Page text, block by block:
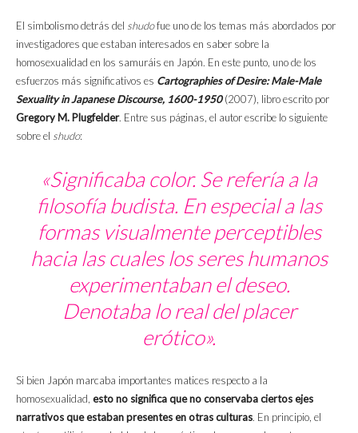
El simbolismo detrás del shudofue uno de los temas más abordados por
investigadores que estaban interesados en saber sobre la
homosexualidad en los samuráis en Japón. En este punto, uno de los
esfuerzos más significativos es Cartographies of Desire: Male-Male
Sexuality in Japanese Discourse, 1600-1950(2007), libro escrito por
Gregory M. Plugfelder. Entre sus páginas, el autor escribe lo siguiente
sobre el shudo:
«Significaba color. Se refería a la
filosofía budista. En especial a las
formas visualmente perceptibles
hacia las cuales los seres humanos
experimentaban el deseo.
Denotaba lo real del placer
erótico».
Si bien Japón marcaba importantes matices respecto a la
homosexualidad, esto no significa que no conservaba ciertos ejes
narrativos que estaban presentes en otras culturas. En principio, el